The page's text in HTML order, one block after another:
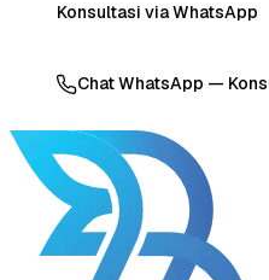
Konsultasi via WhatsApp
Chat WhatsApp —